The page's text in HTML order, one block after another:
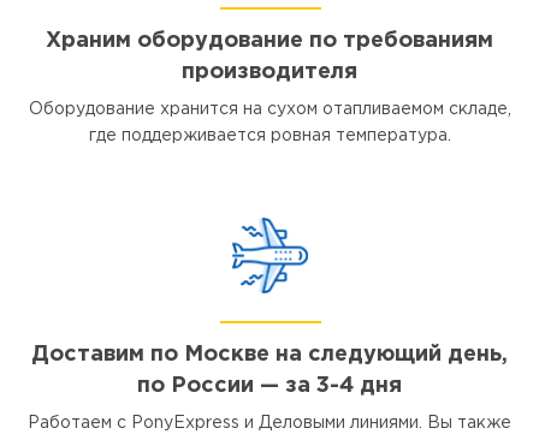
Храним оборудование по требованиям
производителя
Оборудование хранится на сухом отапливаемом складе,
где поддерживается ровная температура.
Доставим по Москве на следующий день,
по России — за 3-4 дня
Работаем с PonyExpress и Деловыми линиями. Вы также